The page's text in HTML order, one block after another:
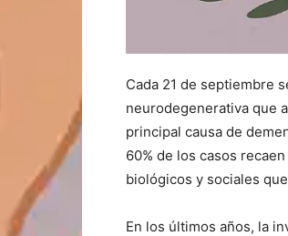
Cada 21 de septiembre
neurodegenerativa que
principal causa de
60% de los casos
biológicos y sociales
En los últimos años, la